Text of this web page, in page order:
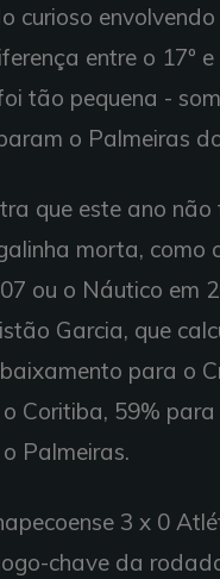
curioso
entre o 17º e
tão pequena -
o Palmeiras
que este ano não
morta, como
ou o Náutico em
Garcia, que
para o
Coritiba, 59%
Palmeiras.
3 x 0
chave da